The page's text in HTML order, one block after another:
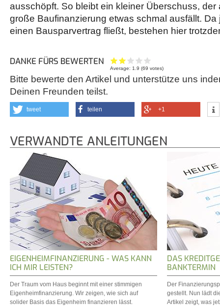
ausschöpft. So bleibt ein kleiner Überschuss, der
große Baufinanzierung etwas schmal ausfällt.
einen Bausparvertrag fließt, bestehen hier
DANKE FÜRS BEWERTEN
Average:1.9 (69 votes)
Bitte bewerte den Artikel und unterstütze uns
Deinen Freunden teilst.
tweet teilen +1
VERWANDTE ANLEITUNGEN
EIGENHEIMFINANZIERUNG - WAS KANN
ICH MIR LEISTEN?
Der Traum vom Haus beginnt mit einer stimmigen
Eigenheimfinanzierung. Wir zeigen, wie sich auf
solider Basis das Eigenheim finanzieren lässt.
DAS
BANKTERMIN
Der
gestellt. Nun lädt
Artikel zeigt, was